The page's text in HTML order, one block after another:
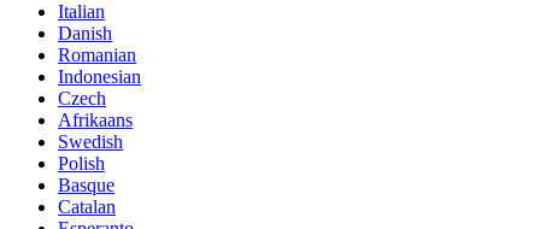
Italian
Danish
Romanian
Indonesian
Czech
Afrikaans
Swedish
Polish
Basque
Catalan